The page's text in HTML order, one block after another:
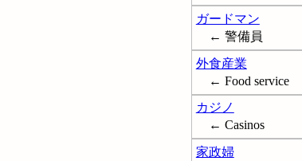
ガードマン
← 警備員
外食産業
← Food service
カジノ
← Casinos
家政婦